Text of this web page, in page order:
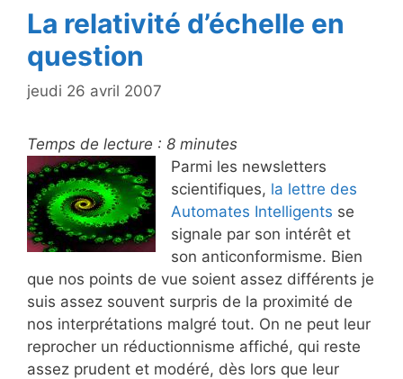
k
La relativité d’échelle en
question
jeudi 26 avril 2007
Temps de lecture : 8 minutes
Parmi les newsletters
scientifiques, la lettre des
Automates Intelligents se
signale par son intérêt et
son anticonformisme. Bien
que nos points de vue soient assez différents je
suis assez souvent surpris de la proximité de
nos interprétations malgré tout. On ne peut leur
reprocher un réductionnisme affiché, qui reste
assez prudent et modéré, dès lors que leur